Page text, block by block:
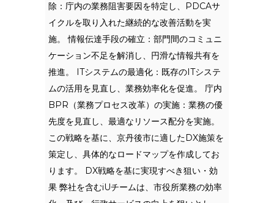
除：庁内の業務阻害要因を特定し、PDCAサ
イクルを取り入れた継続的な改善活動を実
施。 情報伝達手段の確立：部門間のコミュニ
ケーション不足を解消し、円滑な情報共有を
推進。 ITシステムの最適化：既存のITシステ
ムの活用を見直し、業務効率化を促進。 庁内
BPR（業務プロセス改革）の実施：業務の優
先度を見直し、最適なリソース配分を実施。
この戦略を基に、京丹後市に適したDX施策を
策定し、具体的なロードマップを作成してお
ります。 DX戦略を基に実現すべき狙い・効
果 弊社を含むiUチームは、市役所業務の効率